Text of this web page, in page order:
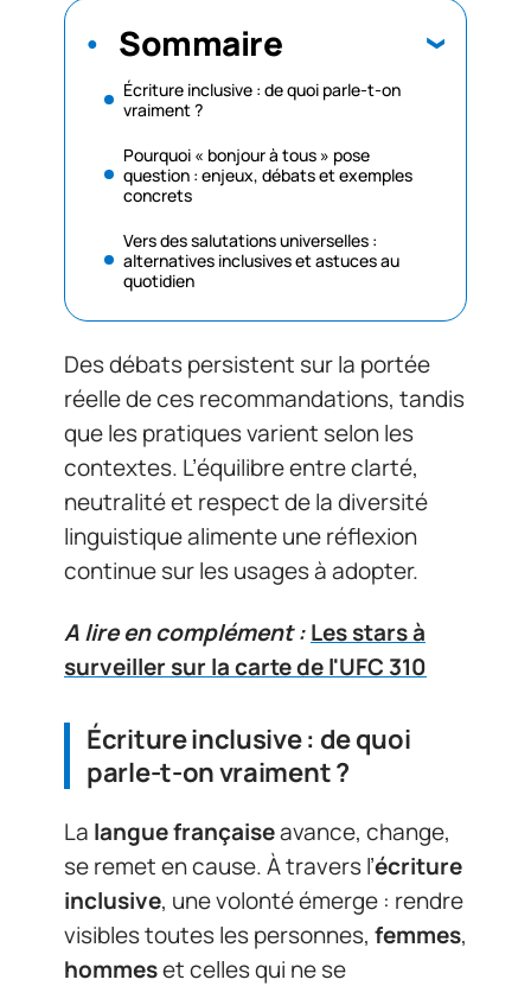
Sommaire
Écriture inclusive : de quoi parle-t-on
vraiment ?
Pourquoi « bonjour à tous » pose
question : enjeux, débats et exemples
concrets
Vers des salutations universelles :
alternatives inclusives et astuces au
quotidien
Des débats persistent sur la portée
réelle de ces recommandations, tandis
que les pratiques varient selon les
contextes. L’équilibre entre clarté,
neutralité et respect de la diversité
linguistique alimente une réflexion
continue sur les usages à adopter.
A lire en complément :Les stars à
surveiller sur la carte de l'UFC 310
Écriture inclusive : de quoi
parle-t-on vraiment ?
La langue françaiseavance, change,
se remet en cause. À travers l’écriture
inclusive, une volonté émerge : rendre
visibles toutes les personnes, femmes,
hommeset celles qui ne se